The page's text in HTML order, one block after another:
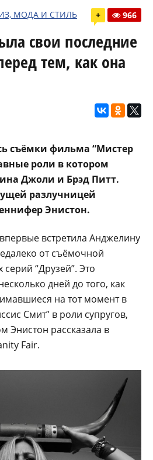
МОДА И СТИЛЬ + 966
свои последние
тем, как она
съёмки фильма “Мистер
роли в котором
Джоли и Брэд Питт.
разлучницей
Энистон.
встретила Анджелину
от съёмочной
“Друзей”. Это
дней до того, как
на тот момент в
Смит” в роли супругов,
Энистон рассказала в
Fair.